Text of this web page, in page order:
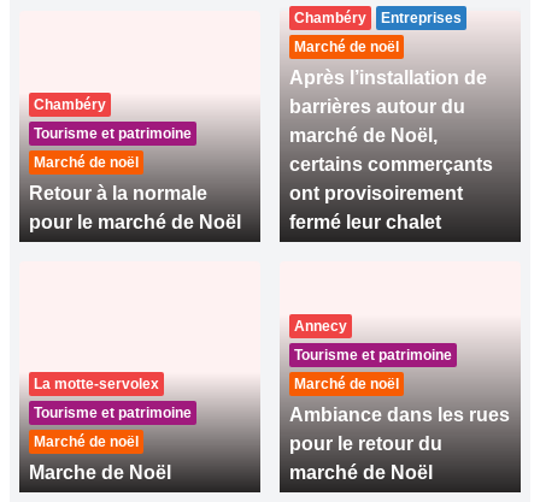
Chambéry
Tourisme et patrimoine
Marché de noël
Retour à la normale
pour le marché de Noël
Chambéry
Entreprises
Marché de noël
Après l’installation de
barrières autour du
marché de Noël,
certains commerçants
ont provisoirement
fermé leur chalet
La motte-servolex
Tourisme et patrimoine
Marché de noël
Marche de Noël
Annecy
Tourisme et patrimoine
Marché de noël
Ambiance dans les rues
pour le retour du
marché de Noël